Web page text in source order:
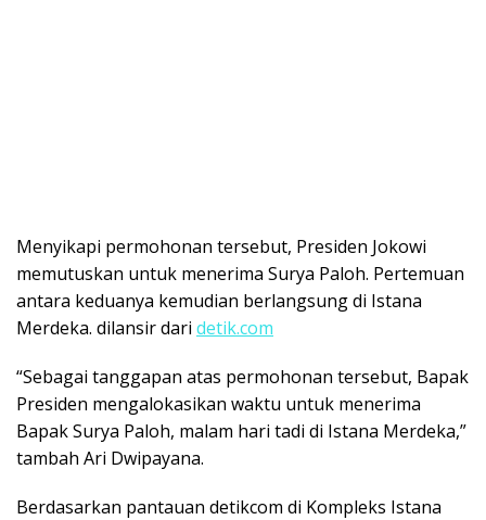
Menyikapi permohonan tersebut, Presiden Jokowi
memutuskan untuk menerima Surya Paloh. Pertemuan
antara keduanya kemudian berlangsung di Istana
Merdeka. dilansir dari detik.com
“Sebagai tanggapan atas permohonan tersebut, Bapak
Presiden mengalokasikan waktu untuk menerima
Bapak Surya Paloh, malam hari tadi di Istana Merdeka,”
tambah Ari Dwipayana.
Berdasarkan pantauan detikcom di Kompleks Istana